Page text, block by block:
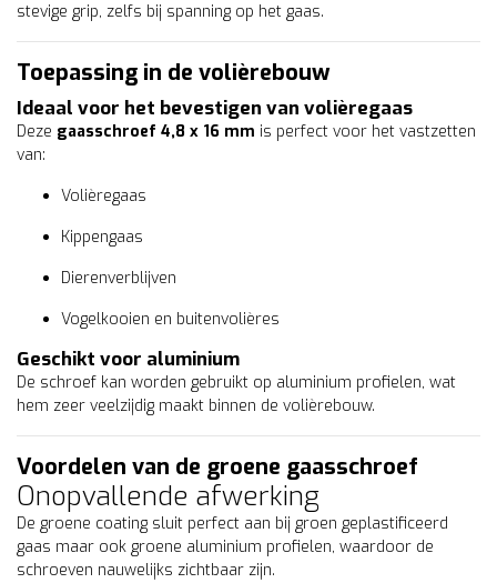
stevige grip, zelfs bij spanning op het gaas.
Toepassing in de volièrebouw
Ideaal voor het bevestigen van volièregaas
Deze gaasschroef 4,8 x 16 mm is perfect voor het vastzetten
van:
Volièregaas
Kippengaas
Dierenverblijven
Vogelkooien en buitenvolières
Geschikt voor aluminium
De schroef kan worden gebruikt op aluminium profielen, wat
hem zeer veelzijdig maakt binnen de volièrebouw.
Voordelen van de groene gaasschroef
Onopvallende afwerking
De groene coating sluit perfect aan bij groen geplastificeerd
gaas maar ook groene aluminium profielen, waardoor de
schroeven nauwelijks zichtbaar zijn.